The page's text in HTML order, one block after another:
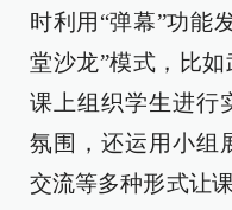
时利用“弹幕”功能
堂沙龙”模式，比
课上组织学生进行
氛围，还运用小组
交流等多种形式让